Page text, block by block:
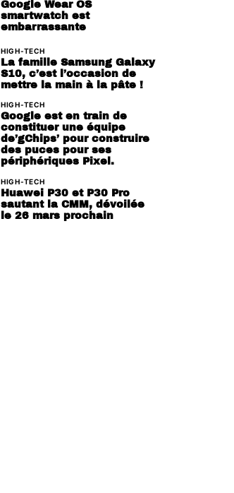
Google Wear OS
smartwatch est
embarrassante
HIGH-TECH
La famille Samsung Galaxy
S10, c’est l’occasion de
mettre la main à la pâte !
HIGH-TECH
Google est en train de
constituer une équipe
de’gChips’ pour construire
des puces pour ses
périphériques Pixel.
HIGH-TECH
Huawei P30 et P30 Pro
sautant la CMM, dévoilée
le 26 mars prochain